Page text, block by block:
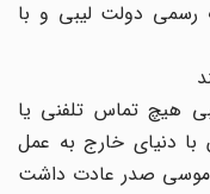
دولت لیبى و با
هیچ تماس تلفنى یا
دنیاى خارج به عمل
موسى صدر عادت داشت